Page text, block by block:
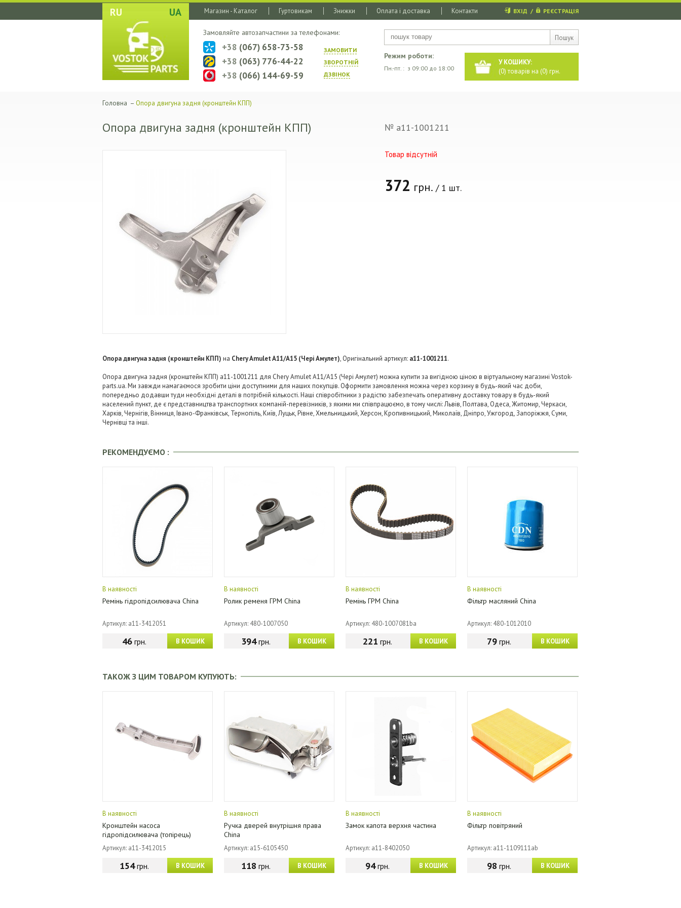
RU UA
Пошук
Магазин - Каталог Гуртовикам Знижки Оплата і доставка Контакти ВХІД / РЕЄСТРАЦІЯ
У КОШИКУ:
(0) товарів на (0) грн.
Режим роботи:
Пн.-пт. : з 09:00 до 18:00
Замовляйте автозапчастини за телефонами:
ЗАМОВИТИ
ЗВОРОТНIЙ
ДЗВIНОК
+38 (067) 658-73-58
+38 (063) 776-44-22
+38 (066) 144-69-59
Головна – Опора двигуна задня (кронштейн КПП)
Опора двигуна задня (кронштейн КПП) № a11-1001211
Товар відсутній
372 грн. / 1 шт.
Опора двигуна задня (кронштейн КПП) на Chery Amulet A11/A15 (Чері Амулет), Оригінальний артикул: a11-1001211.
Опора двигуна задня (кронштейн КПП) a11-1001211 для Chery Amulet A11/A15 (Чері Амулет) можна купити за вигідною ціною в віртуальному магазині Vostok-
parts.ua. Ми завжди намагаємося зробити ціни доступними для наших покупців. Оформити замовлення можна через корзину в будь-який час доби,
попередньо додавши туди необхідні деталі в потрібній кількості. Наші співробітники з радістю забезпечать оперативну доставку товару в будь-який
населений пункт, де є представництва транспортних компаній-перевізників, з якими ми співпрацюємо, в тому числі: Львів, Полтава, Одеса, Житомир, Черкаси,
Харків, Чернігів, Вінниця, Івано-Франківськ, Тернопіль, Київ, Луцьк, Рівне, Хмельницький, Херсон, Кропивницький, Миколаїв, Дніпро, Ужгород, Запоріжжя, Суми,
Чернівці та інші.
РЕКОМЕНДУЄМО :
В наявності
Ремінь гідропідсилювача China
Артикул: a11-3412051
В КОШИК
46грн.
В наявності
Ролик ременя ГРМ China
Артикул: 480-1007050
В КОШИК
394грн.
В наявності
Ремінь ГРМ China
Артикул: 480-1007081ba
В КОШИК
221 грн.
В наявності
Фільтр масляний China
Артикул: 480-1012010
В КОШИК
79грн.
ТАКОЖ З ЦИМ ТОВАРОМ КУПУЮТЬ:
В наявності
Кронштейн насоса
гідропідсилювача (топірець)
Артикул: a11-3412015
В КОШИК
154грн.
В наявності
Ручка дверей внутрішня права
China
Артикул: a15-6105450
В КОШИК
118 грн.
В наявності
Замок капота верхня частина
Артикул: a11-8402050
В КОШИК
94грн.
В наявності
Фільтр повітряний
Артикул: a11-1109111ab
В КОШИК
98 грн.